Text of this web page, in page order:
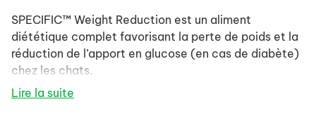
SPECIFIC™ Weight Reduction est un aliment
diététique complet favorisant la perte de poids et la
réduction de l’apport en glucose (en cas de diabète)
chez les chats.
Lire la suite